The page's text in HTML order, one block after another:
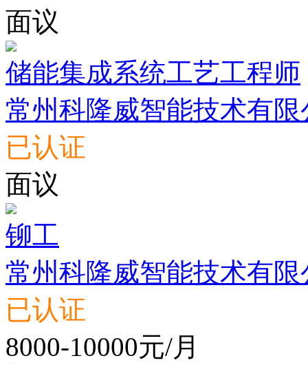
面议
储能集成系统工艺工程师
常州科隆威智能技术有限
已认证
面议
铆工
常州科隆威智能技术有限
已认证
8000-10000元/月